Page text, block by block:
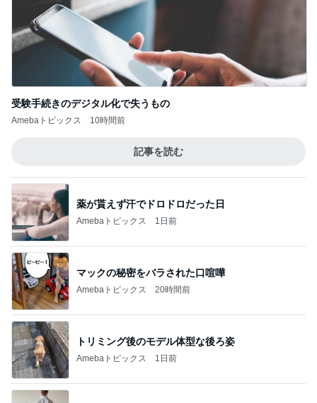
受験手続きのデジタル化で失うもの
Amebaトピックス 10時間前
記事を読む
薬が貰えず汗でドロドロだった日
Amebaトピックス 1日前
マックの秘密をバラされた口喧嘩
Amebaトピックス 20時間前
トリミング後のモデル体型な後ろ姿
Amebaトピックス 1日前